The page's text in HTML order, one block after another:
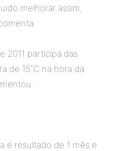
melhorar assim,
2011 participa das
de 15˚C na hora da
é resultado de 1 mês e